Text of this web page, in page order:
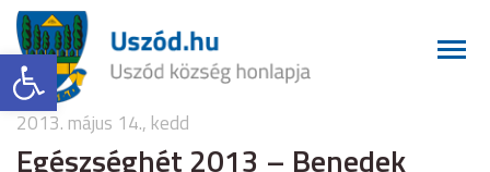
Eszköztár megnyitása
2013. május 14., kedd
Egészséghét 2013 – Benedek